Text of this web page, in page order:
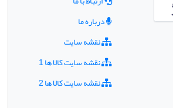
درباره ما
نقشه سایت
نقشه سایت کالا ها 1
نقشه سایت کالا ها 2